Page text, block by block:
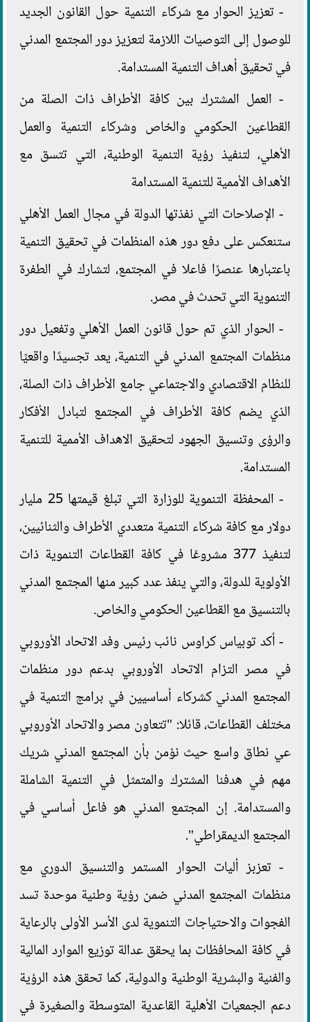
- تعزيز الحوار مع شركاء التنمية حول القانون الجديد
للوصول إلى التوصيات اللازمة لتعزيز دور المجتمع المدني
في تحقيق أهداف التنمية المستدامة.
- العمل المشترك بين كافة الأطراف ذات الصلة من
القطاعين الحكومي والخاص وشركاء التنمية والعمل
الأهلي، لتنفيذ رؤية التنمية الوطنية، التي تتسق مع
الأهداف الأممية للتنمية المستدامة
- الإصلاحات التي نفذتها الدولة في مجال العمل الأهلي
ستنعكس على دفع دور هذه المنظمات في تحقيق التنمية
باعتبارها عنصرًا فاعلا في المجتمع، لتشارك في الطفرة
التنموية التي تحدث في مصر.
- الحوار الذي تم حول قانون العمل الأهلي وتفعيل دور
منظمات المجتمع المدني في التنمية، يعد تجسيدًا واقعيًا
للنظام الاقتصادي والاجتماعي جامع الأطراف ذات الصلة،
الذي يضم كافة الأطراف في المجتمع لتبادل الأفكار
والرؤى وتنسيق الجهود لتحقيق الاهداف الأممية للتنمية
المستدامة.
- المحفظة التنموية للوزارة التي تبلغ قيمتها 25 مليار
دولار مع كافة شركاء التنمية متعددي الأطراف والثنائيين،
لتنفيذ 377 مشروعًا في كافة القطاعات التنموية ذات
الأولوية للدولة، والتي ينفذ عدد كبير منها المجتمع المدني
بالتنسيق مع القطاعين الحكومي والخاص.
- أكد توبياس كراوس نائب رئيس وفد الاتحاد الأوروبي
في مصر التزام الاتحاد الأوروبي بدعم دور منظمات
المجتمع المدني كشركاء أساسيين في برامج التنمية في
مختلف القطاعات، قائلا: "تتعاون مصر والاتحاد الأوروبي
عي نطاق واسع حيث نؤمن بأن المجتمع المدني شريك
مهم في هدفنا المشترك والمتمثل في التنمية الشاملة
والمستدامة. إن المجتمع المدني هو فاعل أساسي في
المجتمع الديمقراطي".
- تعزبز أليات الحوار المستمر والتنسيق الدوري مع
منظمات المجتمع المدني ضمن رؤية وطنية موحدة تسد
الفجوات والاحتياجات التنموية لدى الأسر الأولى بالرعاية
في كافة المحافظات بما يحقق عدالة توزيع الموارد المالية
والفنية والبشرية الوطنية والدولية، كما تحقق هذه الرؤية
دعم الجمعيات الأهلية القاعدية المتوسطة والصغيرة في